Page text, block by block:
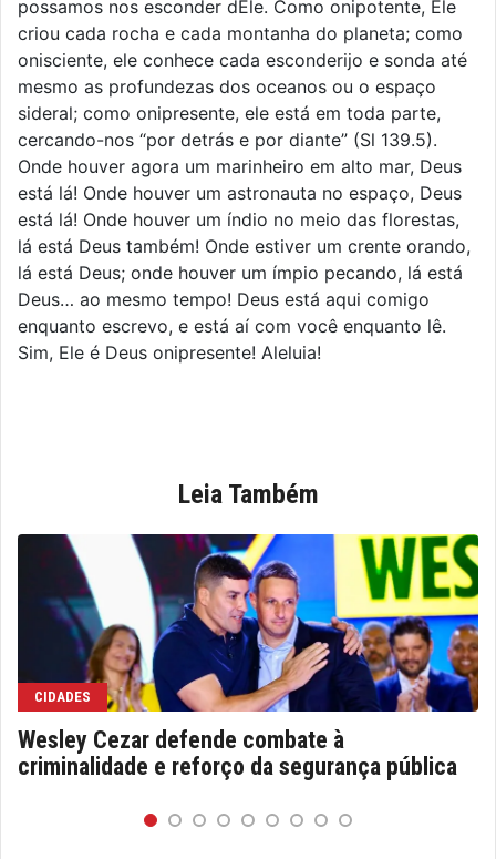
possamos nos esconder dEle. Como onipotente, Ele
criou cada rocha e cada montanha do planeta; como
onisciente, ele conhece cada esconderijo e sonda até
mesmo as profundezas dos oceanos ou o espaço
sideral; como onipresente, ele está em toda parte,
cercando-nos “por detrás e por diante” (Sl 139.5).
Onde houver agora um marinheiro em alto mar, Deus
está lá! Onde houver um astronauta no espaço, Deus
está lá! Onde houver um índio no meio das florestas,
lá está Deus também! Onde estiver um crente orando,
lá está Deus; onde houver um ímpio pecando, lá está
Deus… ao mesmo tempo! Deus está aqui comigo
enquanto escrevo, e está aí com você enquanto lê.
Sim, Ele é Deus onipresente! Aleluia!
Leia Também
CIDADES
Wesley Cezar defende combate à
criminalidade e reforço da segurança pública